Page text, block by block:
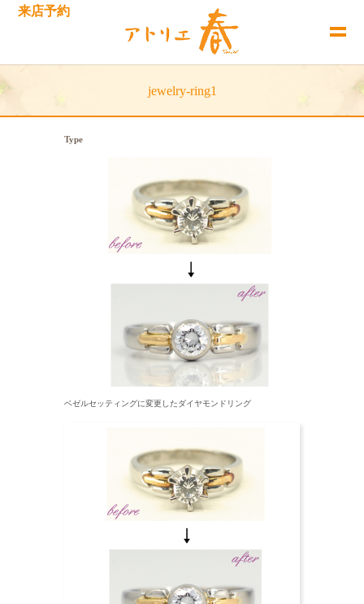
来店予約
jewelry-ring1
Type
ベゼルセッティングに変更したダイヤモンドリング